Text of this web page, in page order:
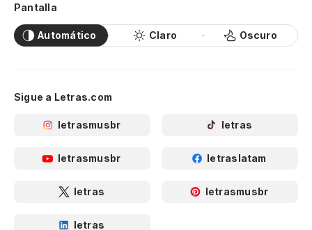
Pantalla
Automático Claro Oscuro
Sigue a Letras.com
letrasmusbr letras
letrasmusbr letraslatam
letras letrasmusbr
letras